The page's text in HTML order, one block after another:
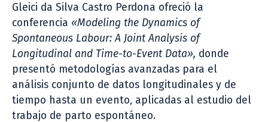
Gleici da Silva Castro Perdona ofreció la
conferencia «Modeling the Dynamics of
Spontaneous Labour: A Joint Analysis of
Longitudinal and Time-to-Event Data», donde
presentó metodologías avanzadas para el
análisis conjunto de datos longitudinales y de
tiempo hasta un evento, aplicadas al estudio del
trabajo de parto espontáneo.